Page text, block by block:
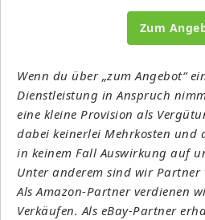
Zum
Wenn du über „zum Angebot“
Dienstleistung in Anspruch
eine kleine Provision als
dabei keinerlei Mehrkosten und
in keinem Fall Auswirkung auf
Unter anderem sind wir Partner
Als Amazon-Partner verdienen
Verkäufen. Als eBay-Partner